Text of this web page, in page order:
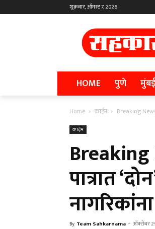
शुक्रवार, ऑगस्ट 7, 2026
HOME पुणे मुंबई
Home क्राईम Breaking News
क्राईम
Breaking
पात्रात
By Team Sahkarnama - ऑक्टोबर